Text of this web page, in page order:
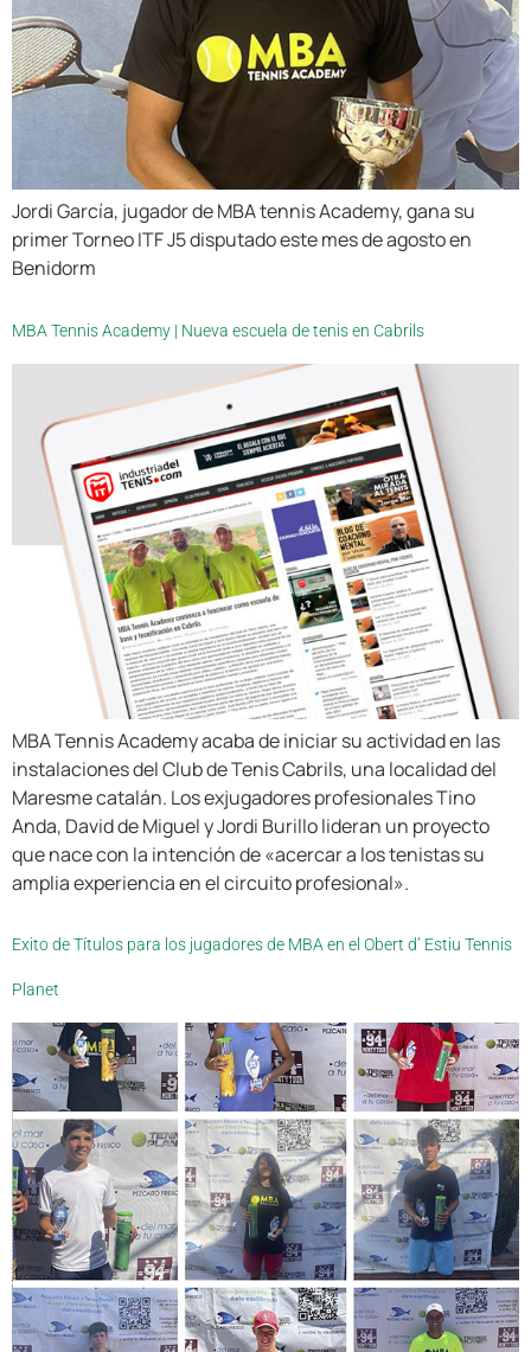
Jordi García, jugador de MBA tennis Academy, gana su
primer Torneo ITF J5 disputado este mes de agosto en
Benidorm
MBA Tennis Academy | Nueva escuela de tenis en Cabrils
MBA Tennis Academy acaba de iniciar su actividad en las
instalaciones del Club de Tenis Cabrils, una localidad del
Maresme catalán. Los exjugadores profesionales Tino
Anda, David de Miguel y Jordi Burillo lideran un proyecto
que nace con la intención de «acercar a los tenistas su
amplia experiencia en el circuito profesional».
Exito de Títulos para los jugadores de MBA en el Obert d’ Estiu Tennis
Planet